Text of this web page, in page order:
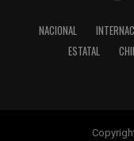
NACIONAL
ESTATAL